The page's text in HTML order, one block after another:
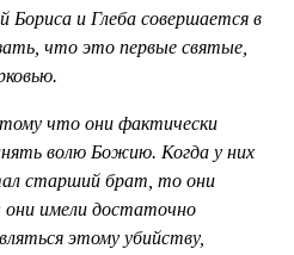
Бориса и Глеба совершается в
что это первые святые,
что они фактически
волю Божию. Когда у них
старший брат, то они
они имели достаточно
этому убийству,